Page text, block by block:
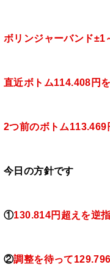
ボリンジャーバンド±1
直近ボトム114.408円
2つ前のボトム113.469
今日 の方針です
①130.814円超えを逆
②調整を待って129